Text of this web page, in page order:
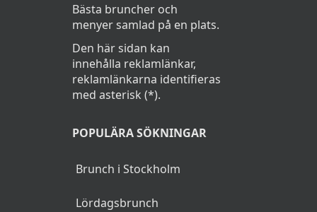
Bästa bruncher och
menyer samlad på en plats.
Den här sidan kan
innehålla reklamlänkar,
reklamlänkarna identifieras
med asterisk (*).
POPULÄRA SÖKNINGAR
Brunch i Stockholm
Lördagsbrunch